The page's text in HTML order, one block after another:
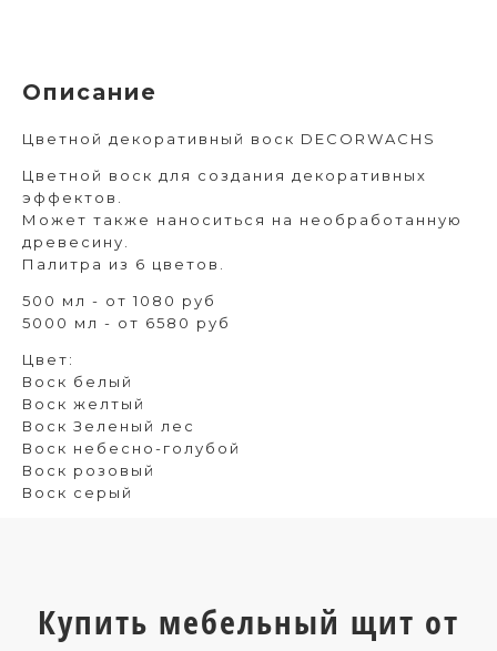
Описание
Цветной декоративный воск DECORWACHS
Цветной воск для создания декоративных
эффектов.
Может также наноситься на необработанную
древесину.
Палитра из 6 цветов.
500 мл - от 1080 руб
5000 мл - от 6580 руб
Цвет:
Воск белый
Воск желтый
Воск Зеленый лес
Воск небесно-голубой
Воск розовый
Воск серый
Купить мебельный щит от